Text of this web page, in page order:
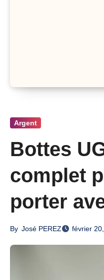
Argent
Bottes
complet
porter
By José PEREZ février